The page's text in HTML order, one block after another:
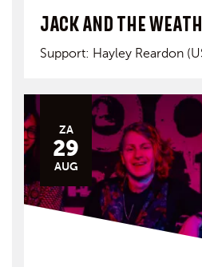
JACK AND THE
Support: Hayley Reardon
ZA
29
AUG